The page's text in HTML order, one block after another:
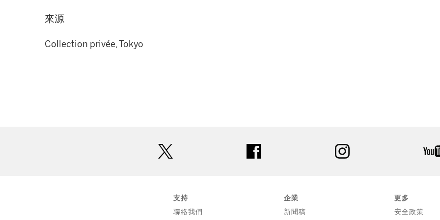
來源
Collection privée, Tokyo
instagram
支持
聯絡我們
企業
新聞稿
更多
安全政策